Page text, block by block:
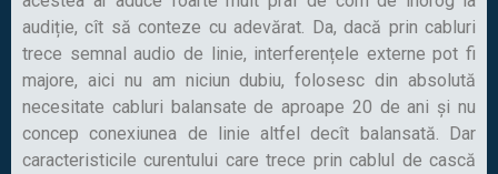
audiție, cît să conteze cu adevărat. Da, dacă prin cabluri
trece semnal audio de linie, interferențele externe pot fi
majore, aici nu am niciun dubiu, folosesc din absolută
necesitate cabluri balansate de aproape 20 de ani și nu
concep conexiunea de linie altfel decît balansată. Dar
caracteristicile curentului care trece prin cablul de cască